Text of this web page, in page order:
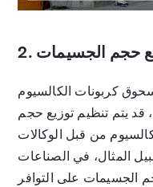
حجم الجسيمات
كربونات الكالسيوم
قد يتم تنظيم توزيع حجم
من قبل الوكالات
المثال، في الصناعات
الجسيمات على التوافر